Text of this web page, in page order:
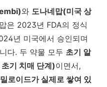
와 도나네맙(미국 상
은 2023년 FDA의 정식
년 미국에서 승인되며
다. 두 약물 모두 초기 알
기 치매 단계)이면서,
로이드가 실제로 쌓여 있